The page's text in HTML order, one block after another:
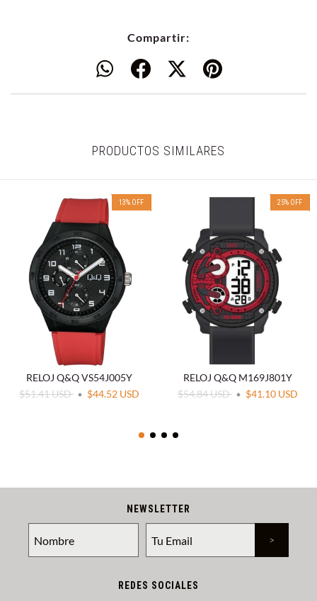
Compartir:
PRODUCTOS SIMILARES
13% OFF
RELOJ Q&Q VS54J005Y
$51.41 USD
$44.52 USD
25% OFF
RELOJ Q&Q M169J801Y
$54.84 USD
$41.10 USD
NEWSLETTER
REDES SOCIALES